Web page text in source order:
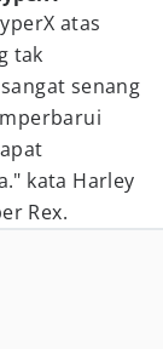
atas
tak
senang
kata Harley
Rex.